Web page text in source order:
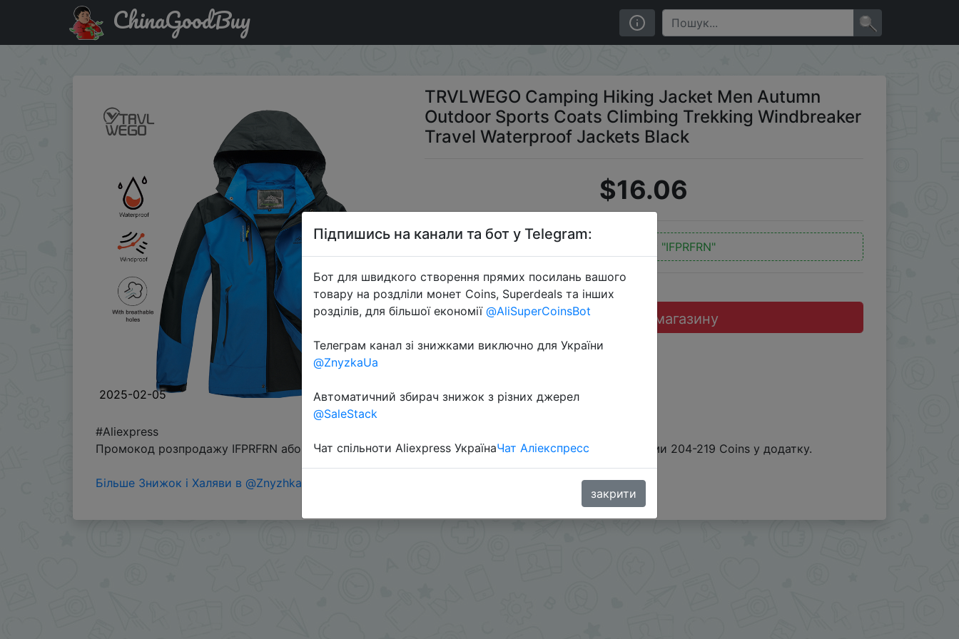
Паридбати з промокодом IFPRFRN TRVLWEGO Camping Hiking Jacket Men Autumn Outdoor Sports Coats Climbing Trekking Windbreaker Travel Waterproof Jackets Black
ChinaGoodBuy
2025-02-05
TRVLWEGO Camping Hiking Jacket Men Autumn
Outdoor Sports Coats Climbing Trekking Windbreaker
Travel Waterproof Jackets Black
$16.06
"IFPRFRN"
Перейти до магазину
#Aliexpress
Промокод розпродажу IFPRFRN або іншим на $2 із закріпленого повідомлення + знижка монетками 204-219 Coins у додатку.
Більше Знижок і Халяви в @ZnyzhkaUA
Підпишись на канали та бот у Telegram:
Бот для швидкого створення прямих посилань вашого
товару на роздліли монет Coins, Superdeals та інших
розділів, для більшої економії @AliSuperCoinsBot
Телеграм канал зі знижками виключно для України
@ZnyzkaUa
Автоматичний збирач знижок з різних джерел
@SaleStack
Чат спільноти Aliexpress УкраїнаЧат Аліекспресс
закрити